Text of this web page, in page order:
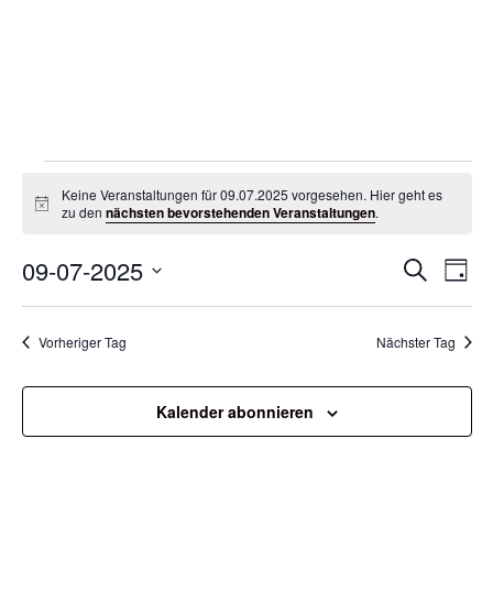
Hinweis
Keine Veranstaltungen für 09.07.2025 vorgesehen. Hier geht es
zu den nächsten bevorstehenden Veranstaltungen.
und
SucheTag
09-07-2025
wählen.
Vorheriger Tag Nächster Tag
Kalender abonnieren